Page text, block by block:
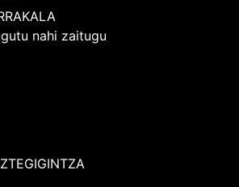
nahi zaitugu